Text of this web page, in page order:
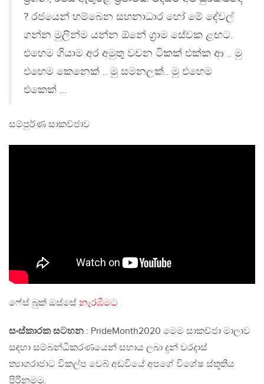
? රජයෙන් හම්බෙන සහනාධාර හෝ මේ දේවල්
ගන්න මුලින්ම යන්න ඕනේ ග්‍රාම සේවක ළඟට.
එහෙම ගියාම අර අමුතු වචන ටිකක් එක්ක ආ .. මු
එහෙම කෙනෙක් .. මු සමනලක්.. මු එහෙම
එකෙක් …
සම්පුර්ණ සාකච්ජාව
ෆේස් බුක් ඔස්සේ නැරඹීමට
සංස්කාරක සටහන : PrideMonth2020 මෙම සාකච්ජා මාලාව
සඳහා සම්බන්ධිකරණයෙන් සහාය ලබා දුන් වරදාස්
ත්‍යාගරාජාට විකල්ප වෙබ් අඩවියේ අපගේ විශේෂ ස්තූතිය
පිරිනමමු.